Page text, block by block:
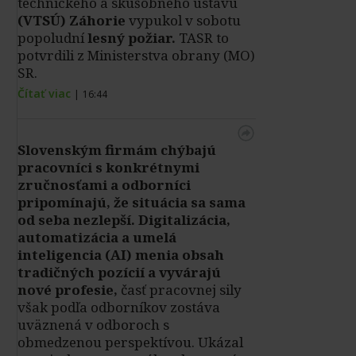
(VTSÚ) Záhorie vypukol v sobotu
popoludní lesný požiar. TASR to
potvrdili z Ministerstva obrany (MO)
SR.
Čítať viac | 16:44
Slovenským firmám chýbajú
pracovníci s konkrétnymi
zručnosťami a odborníci
pripomínajú, že situácia sa sama
od seba nezlepší. Digitalizácia,
automatizácia a umelá
inteligencia (AI) menia obsah
tradičných pozícií a vyvárajú
nové profesie, časť pracovnej sily
však podľa odborníkov zostáva
uväznená v odboroch s
obmedzenou perspektívou. Ukázal